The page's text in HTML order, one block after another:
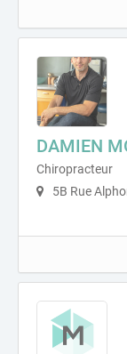
DAMIEN
Chiropracteur
5B Rue